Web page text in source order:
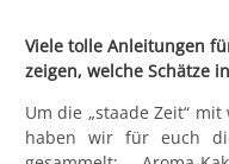
Viele tolle Anleitungen
zeigen, welche Schätze
Um die „staade Zeit“
haben wir für euch